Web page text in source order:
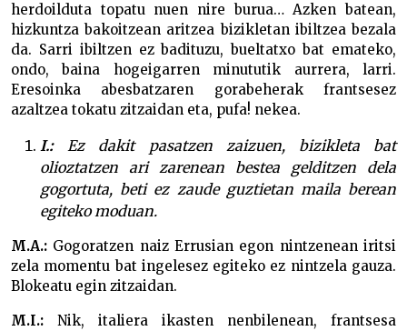
herdoilduta topatu nuen nire burua… Azken batean,
hizkuntza bakoitzean aritzea bizikletan ibiltzea bezala
da. Sarri ibiltzen ez badituzu, bueltatxo bat emateko,
ondo, baina hogeigarren minututik aurrera, larri.
Eresoinka abesbatzaren gorabeherak frantsesez
azaltzea tokatu zitzaidan eta, pufa! nekea.
I.:Ez dakit pasatzen zaizuen, bizikleta bat
olioztatzen ari zarenean bestea gelditzen dela
gogortuta, beti ez zaude guztietan maila berean
egiteko moduan.
M.A.: Gogoratzen naiz Errusian egon nintzenean iritsi
zela momentu bat ingelesez egiteko ez nintzela gauza.
Blokeatu egin zitzaidan.
M.I.: Nik, italiera ikasten nenbilenean, frantsesa